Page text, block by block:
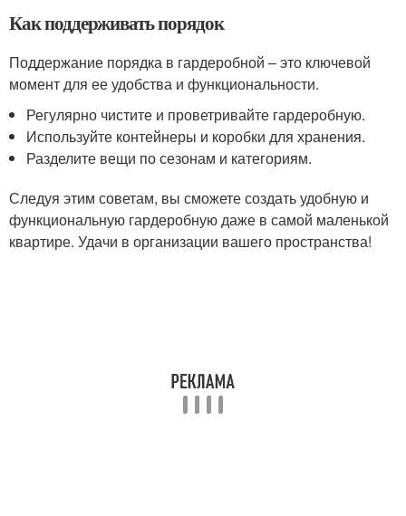
Как поддерживать порядок
Поддержание порядка в гардеробной – это ключевой
момент для ее удобства и функциональности.
Регулярно чистите и проветривайте гардеробную.
Используйте контейнеры и коробки для хранения.
Разделите вещи по сезонам и категориям.
Следуя этим советам, вы сможете создать удобную и
функциональную гардеробную даже в самой маленькой
квартире. Удачи в организации вашего пространства!